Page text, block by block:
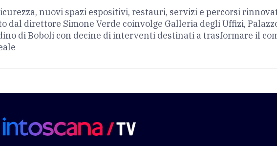
nuovi spazi espositivi, restauri, servizi e percorsi
dal direttore Simone Verde coinvolge Galleria degli Uffizi,
di Boboli con decine di interventi destinati a trasformare il